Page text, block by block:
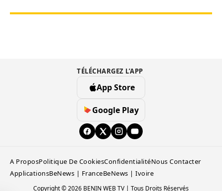
TÉLÉCHARGEZ L’APP
App Store
Google Play
A ProposPolitique De CookiesConfidentialitéNous Contacter
ApplicationsBeNews | FranceBeNews | Ivoire
Copyright © 2026 BENIN WEB TV | Tous Droits Réservés